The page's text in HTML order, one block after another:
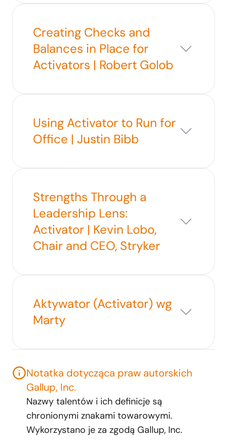
Creating Checks and
Balances in Place for
Activators | Robert Golob
Using Activator to Run for
Office | Justin Bibb
Strengths Through a
Leadership Lens:
Activator | Kevin Lobo,
Chair and CEO, Stryker
Aktywator (Activator) wg
Marty
Notatka dotycząca praw autorskich
Gallup, Inc.
Nazwy talentów i ich definicje są
chronionymi znakami towarowymi.
Wykorzystano je za zgodą Gallup, Inc.